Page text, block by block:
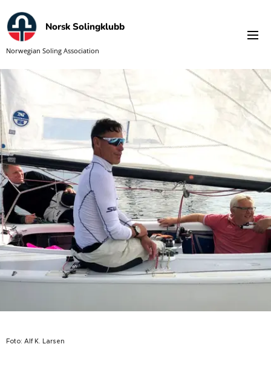
Norsk Solingklubb
Norwegian Soling Association
Foto: Alf K. Larsen